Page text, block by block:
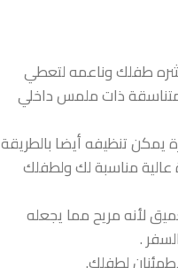
بشره طفلك وناعمه لتعطي
ذات ملمس داخلي
تنظيفه أيضا بالطريقة
عالية مناسبة لك ولطفلك
لأنه مريح مما يجعله
.